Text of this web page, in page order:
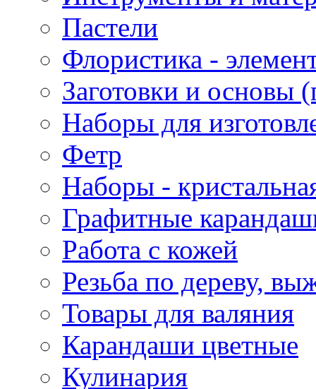
Пастели
Флористика -
Заготовки и основы
Наборы для
Фетр
Наборы -
Графитные
Работа с кожей
Резьба по дереву,
Товары для валяния
Карандаши цветные
Кулинария